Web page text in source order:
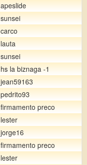
apeslide
sunsei
carco
lauta
sunsei
hs la biznaga -1
jean59163
pedrito93
firmamento preco
lester
jorge16
firmamento preco
lester